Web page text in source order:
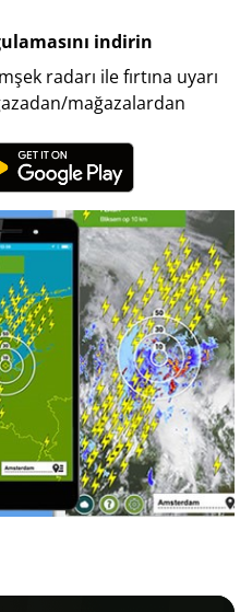
indirin
radarı ile fırtına uyarı
mağazalardan